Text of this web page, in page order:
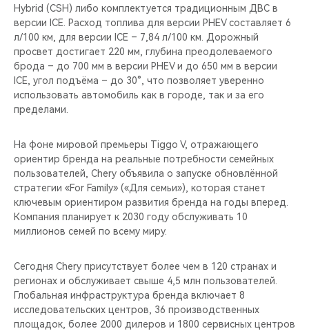
Hybrid (CSH) либо комплектуется традиционным ДВС в
версии ICE. Расход топлива для версии PHEV составляет 6
л/100 км, для версии ICE – 7,84 л/100 км. Дорожный
просвет достигает 220 мм, глубина преодолеваемого
брода – до 700 мм в версии PHEV и до 650 мм в версии
ICE, угол подъёма – до 30°, что позволяет уверенно
использовать автомобиль как в городе, так и за его
пределами.
На фоне мировой премьеры Tiggo V, отражающего
ориентир бренда на реальные потребности семейных
пользователей, Chery объявила о запуске обновлённой
стратегии «For Family» («Для семьи»), которая станет
ключевым ориентиром развития бренда на годы вперед.
Компания планирует к 2030 году обслуживать 10
миллионов семей по всему миру.
Сегодня Chery присутствует более чем в 120 странах и
регионах и обслуживает свыше 4,5 млн пользователей.
Глобальная инфраструктура бренда включает 8
исследовательских центров, 36 производственных
площадок, более 2000 дилеров и 1800 сервисных центров